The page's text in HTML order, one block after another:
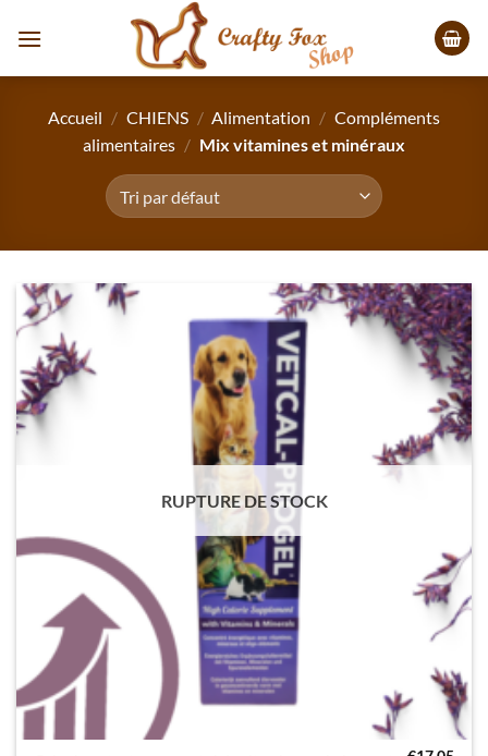
Accueil / CHIENS / Alimentation / Compléments
alimentaires / Mix vitamines et minéraux
RUPTURE DE STOCK